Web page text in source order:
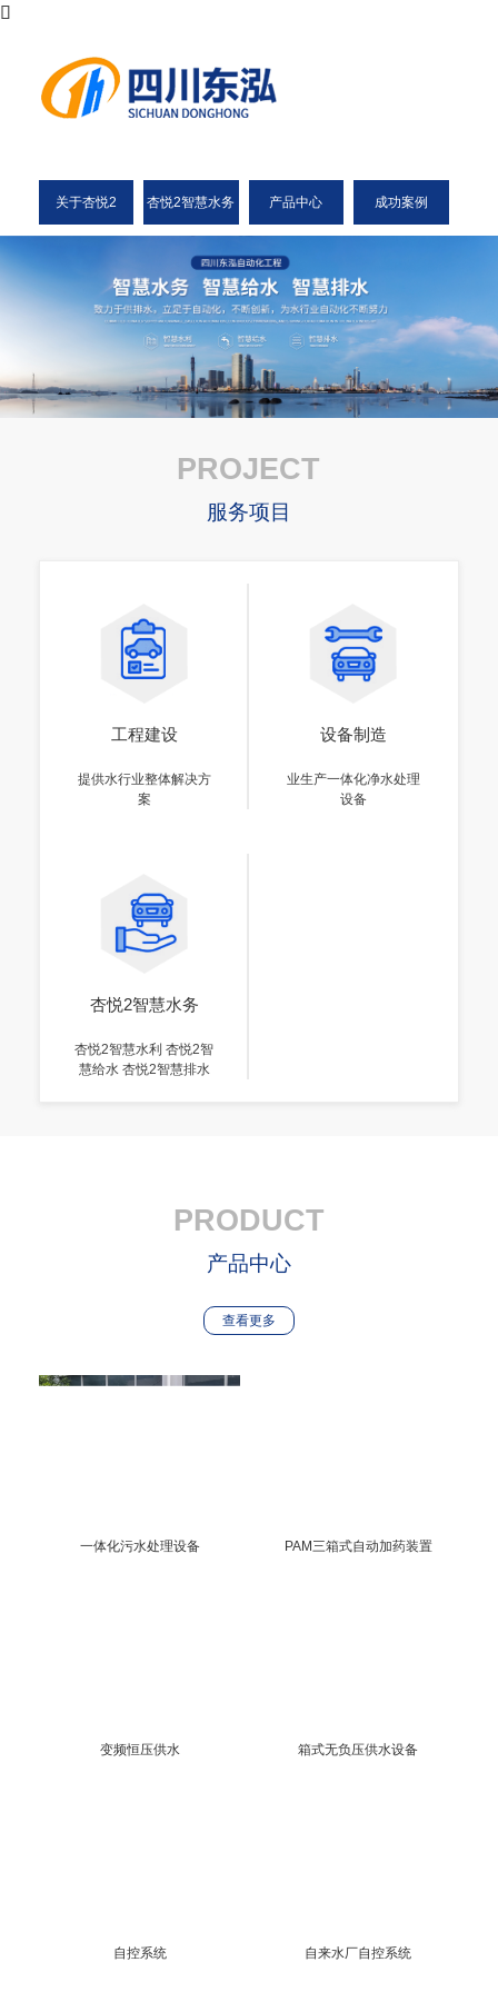
关于杏悦2 杏悦2智慧水务 产品中心 成功案例
PROJECT
服务项目
工程建设
提供水行业整体解决方
案
设备制造
业生产一体化净水处理
设备
杏悦2智慧水务
杏悦2智慧水利 杏悦2智
慧给水 杏悦2智慧排水
PRODUCT
产品中心
查看更多
一体化污水处理设备 PAM三箱式自动加药装置
变频恒压供水 箱式无负压供水设备
自控系统 自来水厂自控系统